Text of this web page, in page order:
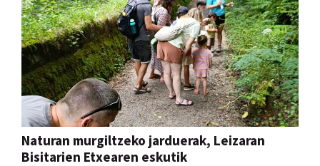
Naturan murgiltzeko jarduerak, Leizaran
Bisitarien Etxearen eskutik